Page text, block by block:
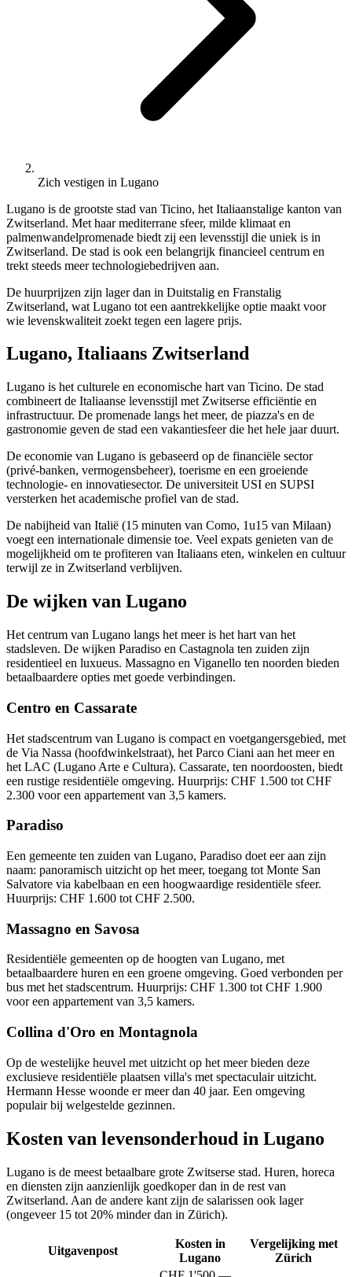
Zich vestigen in Lugano
Lugano is de grootste stad van Ticino, het Italiaanstalige kanton van
Zwitserland. Met haar mediterrane sfeer, milde klimaat en
palmenwandelpromenade biedt zij een levensstijl die uniek is in
Zwitserland. De stad is ook een belangrijk financieel centrum en
trekt steeds meer technologiebedrijven aan.
De huurprijzen zijn lager dan in Duitstalig en Franstalig
Zwitserland, wat Lugano tot een aantrekkelijke optie maakt voor
wie levenskwaliteit zoekt tegen een lagere prijs.
Lugano, Italiaans Zwitserland
Lugano is het culturele en economische hart van Ticino. De stad
combineert de Italiaanse levensstijl met Zwitserse efficiëntie en
infrastructuur. De promenade langs het meer, de piazza's en de
gastronomie geven de stad een vakantiesfeer die het hele jaar duurt.
De economie van Lugano is gebaseerd op de financiële sector
(privé-banken, vermogensbeheer), toerisme en een groeiende
technologie- en innovatiesector. De universiteit USI en SUPSI
versterken het academische profiel van de stad.
De nabijheid van Italië (15 minuten van Como, 1u15 van Milaan)
voegt een internationale dimensie toe. Veel expats genieten van de
mogelijkheid om te profiteren van Italiaans eten, winkelen en cultuur
terwijl ze in Zwitserland verblijven.
De wijken van Lugano
Het centrum van Lugano langs het meer is het hart van het
stadsleven. De wijken Paradiso en Castagnola ten zuiden zijn
residentieel en luxueus. Massagno en Viganello ten noorden bieden
betaalbaardere opties met goede verbindingen.
Centro en Cassarate
Het stadscentrum van Lugano is compact en voetgangersgebied, met
de Via Nassa (hoofdwinkelstraat), het Parco Ciani aan het meer en
het LAC (Lugano Arte e Cultura). Cassarate, ten noordoosten, biedt
een rustige residentiële omgeving. Huurprijs: CHF 1.500 tot CHF
2.300 voor een appartement van 3,5 kamers.
Paradiso
Een gemeente ten zuiden van Lugano, Paradiso doet eer aan zijn
naam: panoramisch uitzicht op het meer, toegang tot Monte San
Salvatore via kabelbaan en een hoogwaardige residentiële sfeer.
Huurprijs: CHF 1.600 tot CHF 2.500.
Massagno en Savosa
Residentiële gemeenten op de hoogten van Lugano, met
betaalbaardere huren en een groene omgeving. Goed verbonden per
bus met het stadscentrum. Huurprijs: CHF 1.300 tot CHF 1.900
voor een appartement van 3,5 kamers.
Collina d'Oro en Montagnola
Op de westelijke heuvel met uitzicht op het meer bieden deze
exclusieve residentiële plaatsen villa's met spectaculair uitzicht.
Hermann Hesse woonde er meer dan 40 jaar. Een omgeving
populair bij welgestelde gezinnen.
Kosten van levensonderhoud in Lugano
Lugano is de meest betaalbare grote Zwitserse stad. Huren, horeca
en diensten zijn aanzienlijk goedkoper dan in de rest van
Zwitserland. Aan de andere kant zijn de salarissen ook lager
(ongeveer 15 tot 20% minder dan in Zürich).
Uitgavenpost
Kosten in
Lugano
Vergelijking met
Zürich